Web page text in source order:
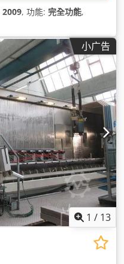
2009, 功能: 完全功能,
小广告
1 / 13